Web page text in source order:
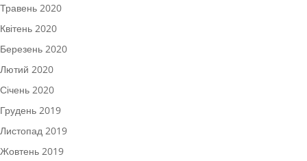
Травень 2020
Квітень 2020
Березень 2020
Лютий 2020
Січень 2020
Грудень 2019
Листопад 2019
Жовтень 2019